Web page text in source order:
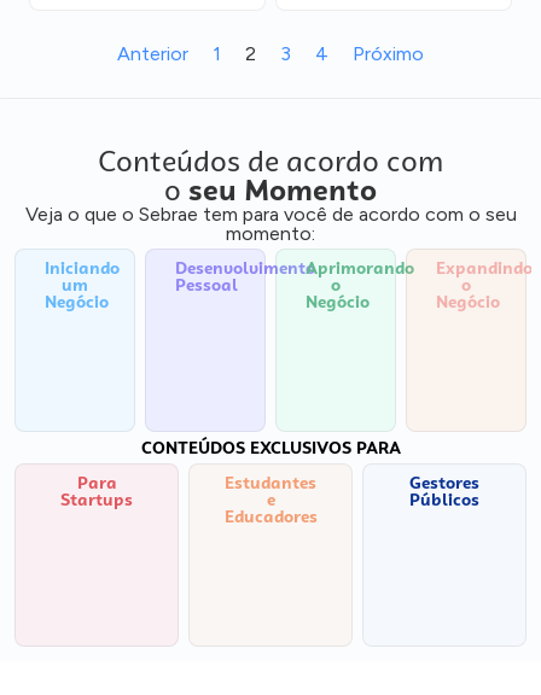
Anterior 1 2 3 4 Próximo
Conteúdos de acordo com
o seu Momento
Veja o que o Sebrae tem para você de acordo com o seu
momento:
Iniciando
um
Negócio
Desenvolvimento
Pessoal
Aprimorando
o
Negócio
Expandindo
o
Negócio
CONTEÚDOS EXCLUSIVOS PARA
Para
Startups
Estudantes
e
Educadores
Gestores
Públicos